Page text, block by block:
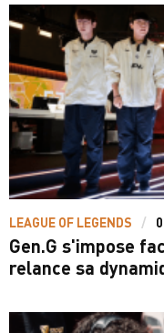
LEAGUE OF LEGENDS 0
Gen.G s'impose
relance sa